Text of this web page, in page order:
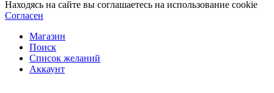
Находясь на сайте вы соглашаетесь на использование cookie
Согласен
Магазин
Поиск
Список желаний
Аккаунт